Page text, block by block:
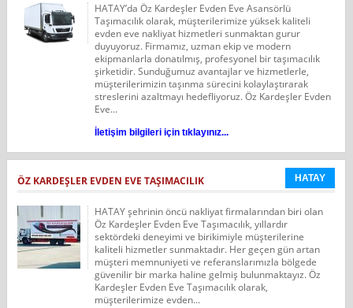
HATAY’da Öz Kardeşler Evden Eve Asansörlü
Taşımacılık olarak, müşterilerimize yüksek kaliteli
evden eve nakliyat hizmetleri sunmaktan gurur
duyuyoruz. Firmamız, uzman ekip ve modern
ekipmanlarla donatılmış, profesyonel bir taşımacılık
şirketidir. Sunduğumuz avantajlar ve hizmetlerle,
müşterilerimizin taşınma sürecini kolaylaştırarak
streslerini azaltmayı hedefliyoruz. Öz Kardeşler Evden
Eve...
İletişim bilgileri için tıklayınız...
ÖZ KARDEŞLER EVDEN EVE TAŞIMACILIK HATAY
HATAY şehrinin öncü nakliyat firmalarından biri olan
Öz Kardeşler Evden Eve Taşımacılık, yıllardır
sektördeki deneyimi ve birikimiyle müşterilerine
kaliteli hizmetler sunmaktadır. Her geçen gün artan
müşteri memnuniyeti ve referanslarımızla bölgede
güvenilir bir marka haline gelmiş bulunmaktayız. Öz
Kardeşler Evden Eve Taşımacılık olarak,
müşterilerimize evden...